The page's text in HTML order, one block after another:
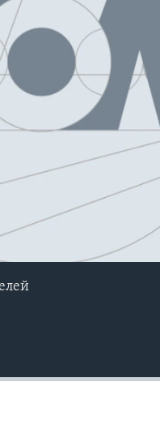
source currently available